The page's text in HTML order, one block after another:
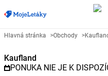
Reklamný
Hlavná stránka >Obchody >
Kaufland
PONUKA NIE JE K